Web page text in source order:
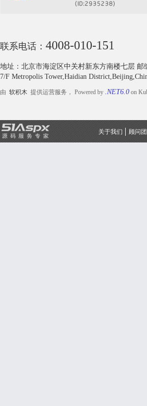
联系电话： 4008-010-151
地址：北京市海淀区中关村新东方南楼七层 邮
7/F Metropolis Tower,Haidian
由 软积木 提供运营服务， Powered by .NET6.0 on
关于我们 顾问